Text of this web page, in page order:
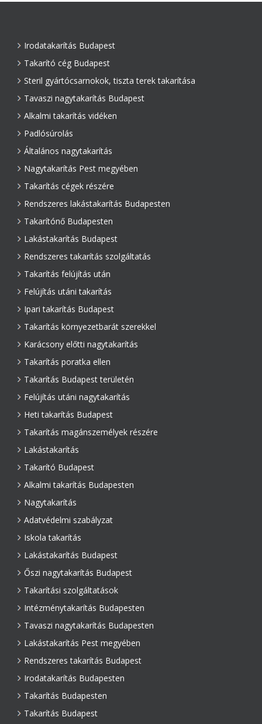
Irodatakarítás Budapest
Takarító cég Budapest
Steril gyártócsarnokok, tiszta terek takarítása
Tavaszi nagytakarítás Budapest
Alkalmi takarítás vidéken
Padlósúrolás
Általános nagytakarítás
Nagytakarítás Pest megyében
Takarítás cégek részére
Rendszeres lakástakarítás Budapesten
Takarítónő Budapesten
Lakástakarítás Budapest
Rendszeres takarítás szolgáltatás
Takarítás felújítás után
Felújítás utáni takarítás
Ipari takarítás Budapest
Takarítás környezetbarát szerekkel
Karácsony előtti nagytakarítás
Takarítás poratka ellen
Takarítás Budapest területén
Felújítás utáni nagytakarítás
Heti takarítás Budapest
Takarítás magánszemélyek részére
Lakástakarítás
Takarító Budapest
Alkalmi takarítás Budapesten
Nagytakarítás
Adatvédelmi szabályzat
Iskola takarítás
Lakástakarítás Budapest
Őszi nagytakarítás Budapest
Takarítási szolgáltatások
Intézménytakarítás Budapesten
Tavaszi nagytakarítás Budapesten
Lakástakarítás Pest megyében
Rendszeres takarítás Budapest
Irodatakarítás Budapesten
Takarítás Budapesten
Takarítás Budapest